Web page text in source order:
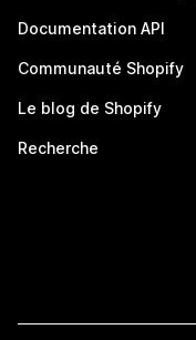
Documentation API
Communauté Shopify
Le blog de Shopify
Recherche